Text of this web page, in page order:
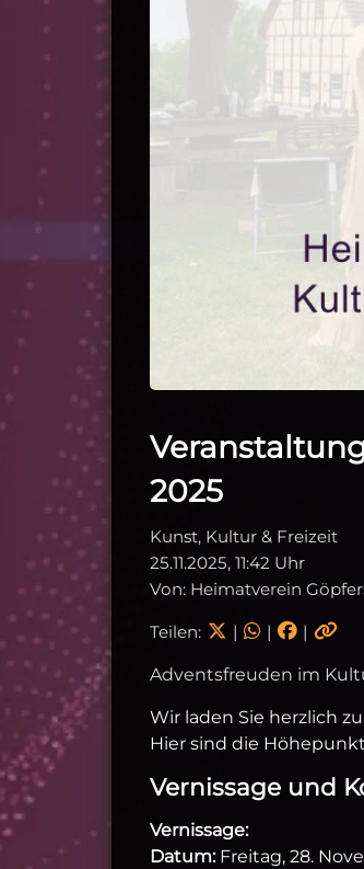
2025
Kunst, Kultur & Freizeit
25.11.2025, 11:42 Uhr
Von: Heimatverein
Teilen: | | |
Adventsfreuden im
Wir laden Sie herzlich
Hier sind die
Vernissage und
Vernissage:
Datum:Freitag, 28.